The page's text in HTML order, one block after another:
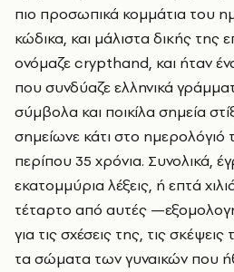
πιο προσωπικά κομμάτια του
κώδικα, και μάλιστα δικής της
ονόμαζε crypthand, και ήταν
που συνδύαζε ελληνικά
σύμβολα και ποικίλα σημεία
σημείωνε κάτι στο ημερολόγιό
περίπου 35 χρόνια. Συνολικά,
εκατομμύρια λέξεις, ή επτά
τέταρτο από αυτές
για τις σχέσεις της, τις σκέψεις
τα σώματα των γυναικών που